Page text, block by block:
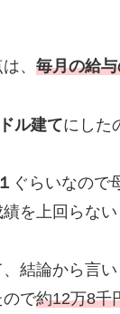
、 毎月の給
ル建てにした
ぐらいなので
を上回らな
結論から言
ので約12万8千